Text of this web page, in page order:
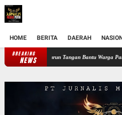
HOME BERITA DAERAH
BREAKING
NEWS
Turun Tangan Bantu Warga Panen Bayam